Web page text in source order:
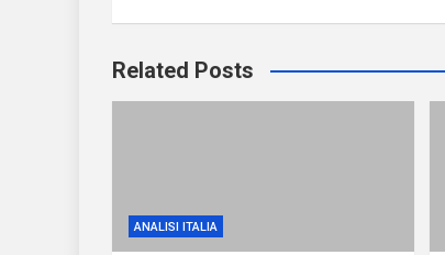
Related Posts
ANALISI ITALIA